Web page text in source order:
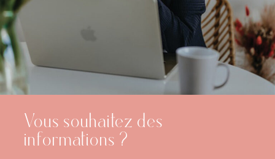
Vous souhaitez des
informations ?